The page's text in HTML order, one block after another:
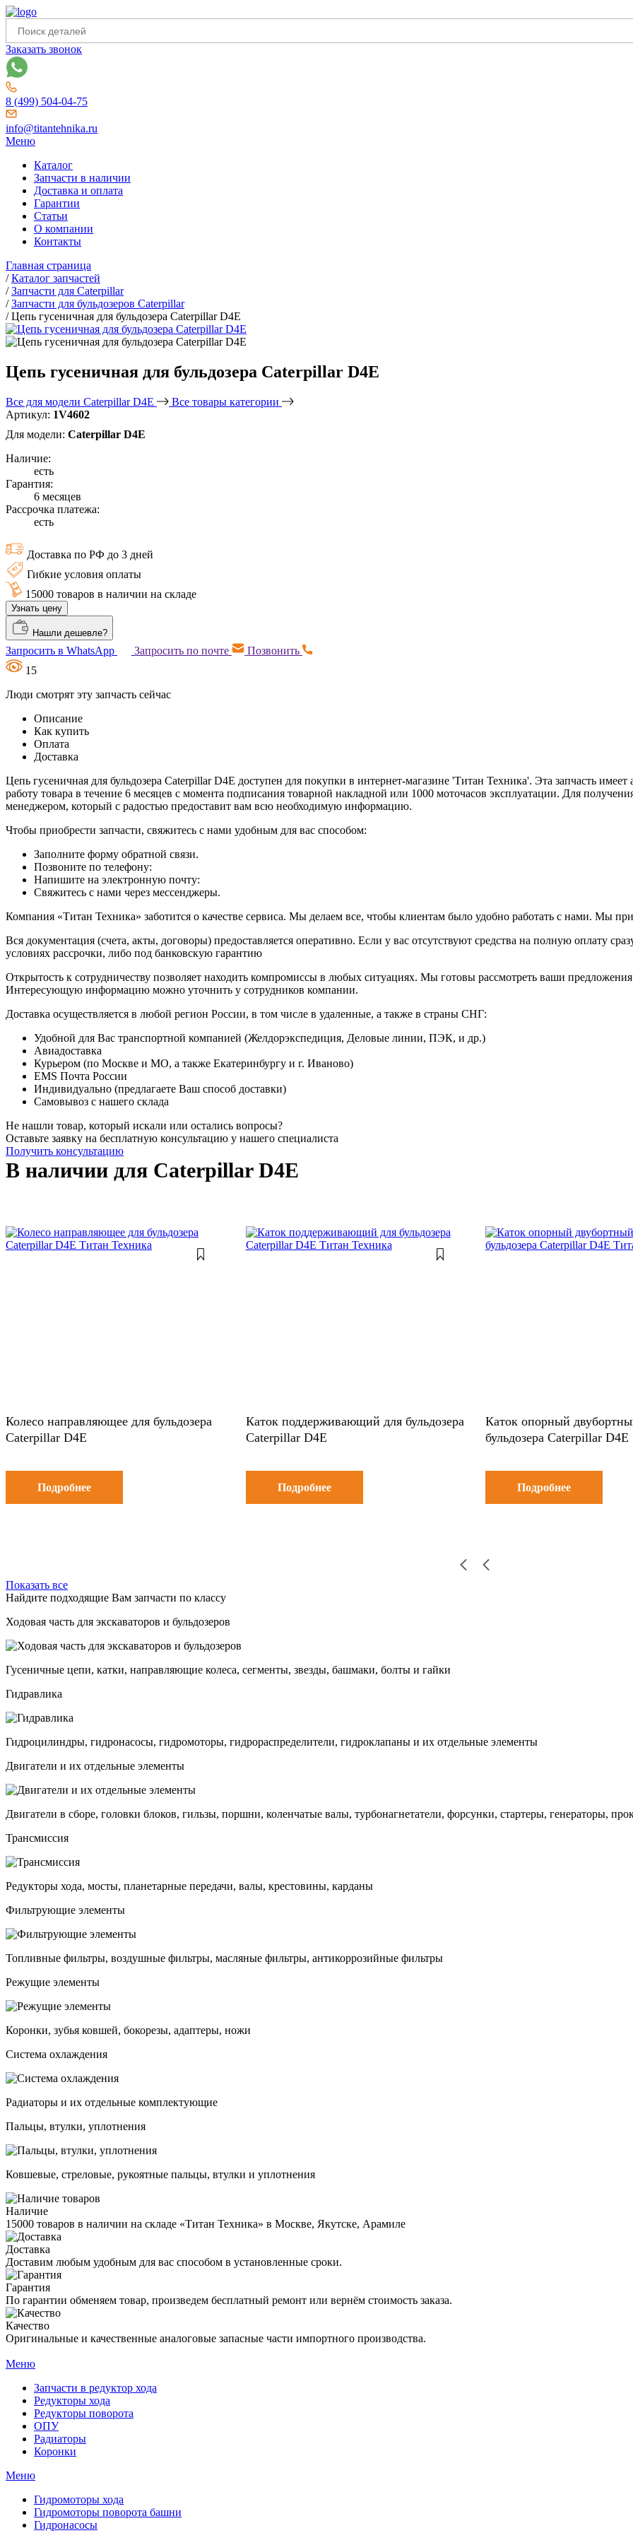
Заказать звонок
8 (499) 504-04-75
info@titantehnika.ru
Меню
Каталог
Запчасти в наличии
Доставка и оплата
Гарантии
Статьи
О компании
Контакты
Главная страница
/Каталог запчастей
/Запчасти для Caterpillar
/Запчасти для бульдозеров Caterpillar
/Цепь гусеничная для бульдозера Caterpillar D4E
Цепь гусеничная для бульдозера Caterpillar D4E
Все для модели Caterpillar D4E
Все товары категории
Артикул: 1V4602
Для модели: Caterpillar D4E
Наличие:
есть
Гарантия:
6 месяцев
Рассрочка платежа:
есть
Доставка по РФ до 3 дней
Гибкие условия оплаты
15000 товаров в наличии на складе
Узнать цену
Нашли дешевле?
Запросить в WhatsApp Запросить по почте
Позвонить
15
Люди смотрят эту запчасть сейчас
Описание
Как купить
Оплата
Доставка
Цепь гусеничная для бульдозера Caterpillar D4E доступен для покупки в интернет-магазине 'Титан Техника'. Эта запчасть
работу товара в течение 6 месяцев с момента подписания товарной накладной или 1000 моточасов эксплуатации. Для
менеджером, который с радостью предоставит вам всю необходимую информацию.
Чтобы приобрести запчасти, свяжитесь с нами удобным для вас способом:
Заполните форму обратной связи.
Позвоните по телефону:
Напишите на электронную почту:
Свяжитесь с нами через мессенджеры.
Компания «Титан Техника» заботится о качестве сервиса. Мы делаем все, чтобы клиентам было удобно работать с нами. Мы
Вся документация (счета, акты, договоры) предоставляется оперативно. Если у вас отсутствуют средства на полную оплату
условиях рассрочки, либо под банковскую гарантию
Открытость к сотрудничеству позволяет находить компромиссы в любых ситуациях. Мы готовы рассмотреть ваши
Интересующую информацию можно уточнить у сотрудников компании.
Доставка осуществляется в любой регион России, в том числе в удаленные, а также в страны СНГ:
Удобной для Вас транспортной компанией (Желдорэкспедиция, Деловые линии, ПЭК, и др.)
Авиадоставка
Курьером (по Москве и МО, а также Екатеринбургу и г. Иваново)
EMS Почта России
Индивидуально (предлагаете Ваш способ доставки)
Самовывоз с нашего склада
Не нашли товар, который искали или остались вопросы?
Оставьте заявку на бесплатную консультацию у нашего специалиста
Получить консультацию
В наличии для Caterpillar D4E
Колесо направляющее для бульдозера
Caterpillar D4E
Подробнее
Каток поддерживающий для бульдозера
Caterpillar D4E
Подробнее
Каток опорный
бульдозера Caterpillar D4E
Подробнее
Показать все
Найдите подходящие Вам запчасти по классу
Ходовая часть для экскаваторов и бульдозеров
Гусеничные цепи, катки, направляющие колеса, сегменты, звезды, башмаки, болты и гайки
Гидравлика
Гидроцилиндры, гидронасосы, гидромоторы, гидрораспределители, гидроклапаны и их отдельные элементы
Двигатели и их отдельные элементы
Двигатели в сборе, головки блоков, гильзы, поршни, коленчатые валы, турбонагнетатели, форсунки, стартеры, генераторы,
Трансмиссия
Редукторы хода, мосты, планетарные передачи, валы, крестовины, карданы
Фильтрующие элементы
Топливные фильтры, воздушные фильтры, масляные фильтры, антикоррозийные фильтры
Режущие элементы
Коронки, зубья ковшей, бокорезы, адаптеры, ножи
Система охлаждения
Радиаторы и их отдельные комплектующие
Пальцы, втулки, уплотнения
Ковшевые, стреловые, рукоятные пальцы, втулки и уплотнения
Наличие
15000 товаров в наличии на складе «Титан Техника» в Москве, Якутске, Арамиле
Доставка
Доставим любым удобным для вас способом в установленные сроки.
Гарантия
По гарантии обменяем товар, произведем бесплатный ремонт или вернём стоимость заказа.
Качество
Оригинальные и качественные аналоговые запасные части импортного производства.
Меню
Запчасти в редуктор хода
Редукторы хода
Редукторы поворота
ОПУ
Радиаторы
Коронки
Меню
Гидромоторы хода
Гидромоторы поворота башни
Гидронасосы